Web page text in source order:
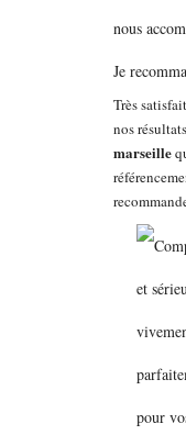
Très
nos
marseille